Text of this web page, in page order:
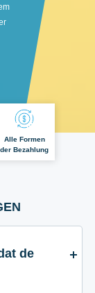
Alle Formen
der Bezahlung